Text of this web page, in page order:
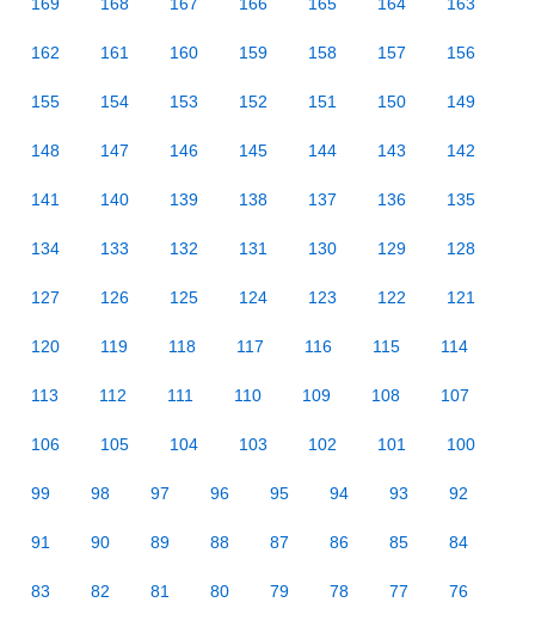
162 161 160 159 158 157 156
155 154 153 152 151 150 149
148 147 146 145 144 143 142
141 140 139 138 137 136 135
134 133 132 131 130 129 128
127 126 125 124 123 122 121
120 119 118 117 116 115 114
113 112 111 110 109 108 107
106 105 104 103 102 101 100
99 98 97 96 95 94 93 92
91 90 89 88 87 86 85 84
83 82 81 80 79 78 77 76